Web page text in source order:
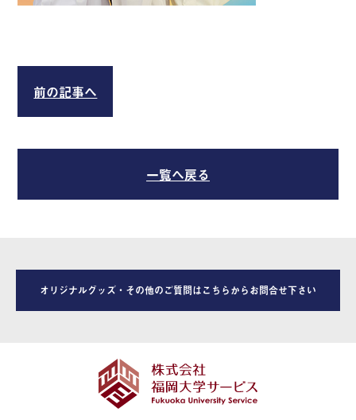
前の記事へ
一覧へ戻る
オリジナルグッズ・その他のご質問はこちらからお問合せ下さい